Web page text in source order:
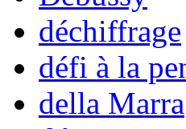
déchiffrage
défi à la
della Marra